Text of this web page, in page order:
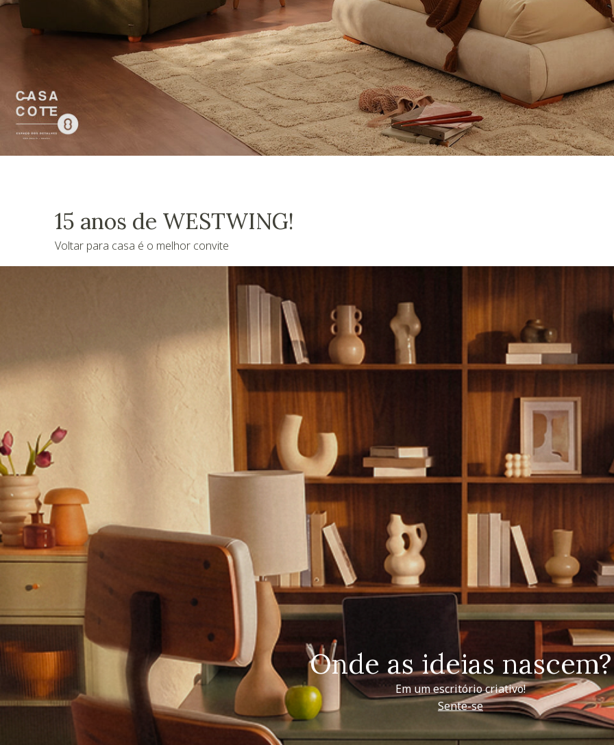
15 anos de WESTWING!
Voltar para casa é o melhor convite
Onde as ideias nascem?
Em um escritório criativo!
Sente-se